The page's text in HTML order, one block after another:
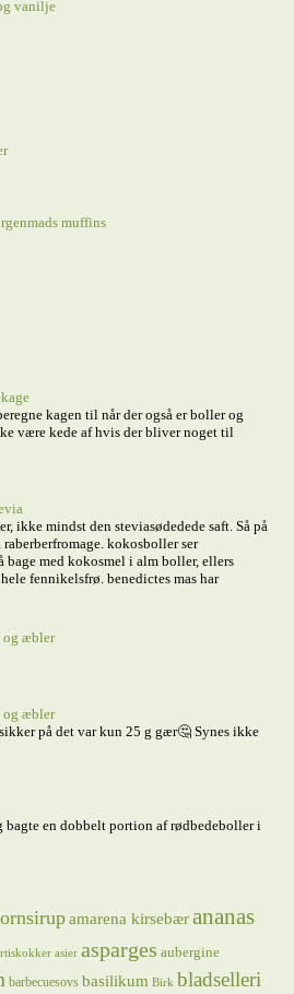
vanilje
muffins
kagen til når der også er boller og
være kede af hvis der bliver noget til
ikke mindst den steviasødedede saft. Så på
kokosboller ser
bage med kokosmel i alm boller, ellers
fennikelsfrø. benedictes mas har
og æbler
og æbler
på det var kun 25 g gær🤔 Synes ikke
bagte en dobbelt portion af rødbedeboller i
amarena kirsebærananas
asier asparges aubergine
barbecuesovs basilikum Birk bladselleri